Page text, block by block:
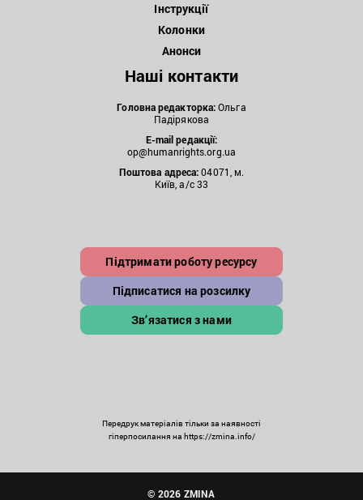
Інструкції
Колонки
Анонси
Наші контакти
Головна редакторка:Ольга
Падірякова
E-mail редакції:
op@humanrights.org.ua
Поштова адреса:04071, м.
Київ, а/с 33
Підтримати роботу ресурсу
Підписатися на розсилку
Зв’язатися з нами
Передрук матеріалів тільки за наявності
гіперпосилання на https://zmina.info/
© 2026 ZMINA